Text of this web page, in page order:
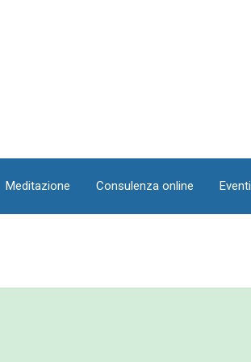
Meditazione Consulenza online Eventi